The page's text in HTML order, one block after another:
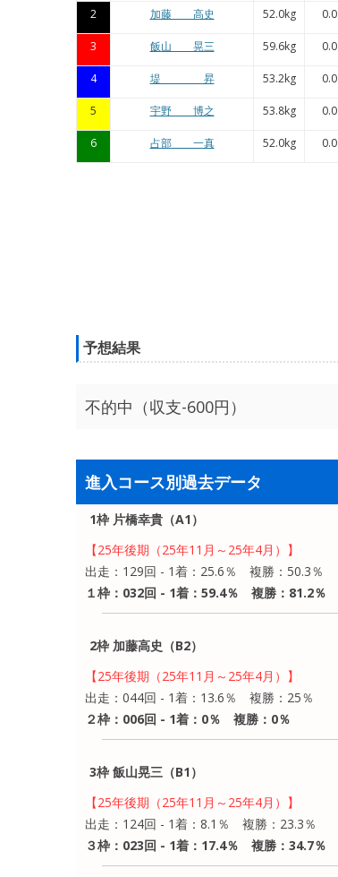
2 加藤 高史 52.0kg 0.0
3 飯山 晃三 59.6kg 0.0
4 堤 昇 53.2kg 0.0
5 宇野 博之 53.8kg 0.0
6 占部 一真 52.0kg 0.0
予想結果
不的中（収支-600円）
進入コース別過去データ
1枠 片橋幸貴（A1）
【25年後期（25年11月～25年4月）】
出走：129回 - 1着：25.6％ 複勝：50.3％
１枠：032回 - 1着：59.4％ 複勝：81.2％
2枠 加藤高史（B2）
【25年後期（25年11月～25年4月）】
出走：044回 - 1着：13.6％ 複勝：25％
２枠：006回 - 1着：0％ 複勝：0％
3枠 飯山晃三（B1）
【25年後期（25年11月～25年4月）】
出走：124回 - 1着：8.1％ 複勝：23.3％
３枠：023回 - 1着：17.4％ 複勝：34.7％